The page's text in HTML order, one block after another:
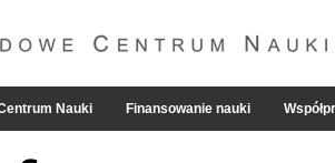
Nauki Finansowanie nauki